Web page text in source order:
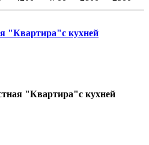
"Квартира"с кухней
"Квартира"с кухней